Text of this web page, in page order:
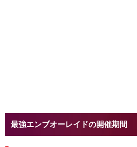
最強エンブオーレイドの開催期間